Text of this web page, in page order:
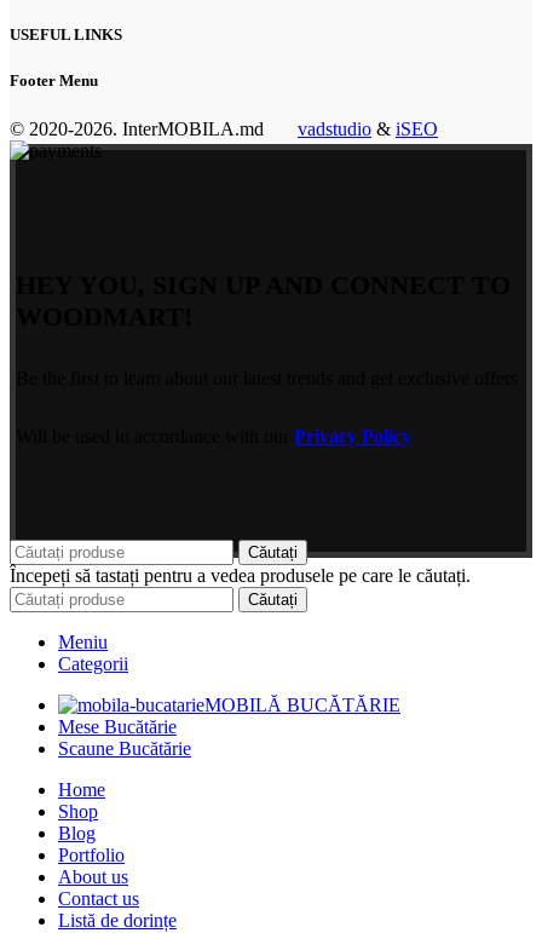
USEFUL LINKS
Footer Menu
© 2020-2026. InterMOBILA.md vadstudio & iSEO
Privacy Policy
Căutați
Începeți să tastați pentru a vedea produsele pe care le căutați.
Căutați
Meniu
Categorii
MOBILĂ BUCĂTĂRIE
Mese Bucătărie
Scaune Bucătărie
Home
Shop
Blog
Portfolio
About us
Contact us
Listă de dorințe